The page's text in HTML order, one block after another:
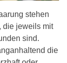
stehen
die jeweils mit
sind.
die